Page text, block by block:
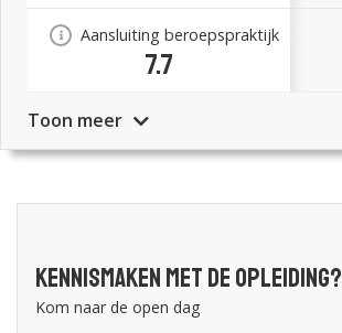
Aansluiting beroepspraktijk
7.7
Toon meer
Kennismaken met de opleiding?
Kom naar de open dag